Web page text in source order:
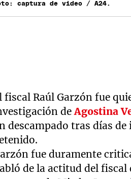
captura de video / A24.
fiscal Raúl Garzón fue
de Agostina
descampado tras días
fue duramente
de la actitud del fiscal